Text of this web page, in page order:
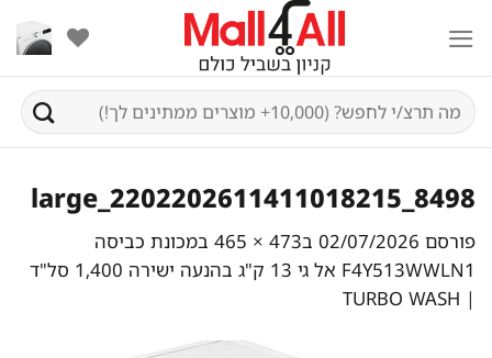
content
חיפוש
עבור:
8498_2202202611411018215_large
פורסם 02/07/2026 ב473 × 465 במכונת כביסה
F4Y513WWLN1 אל גי ‏13 ‏ק"ג בהנעה ישירה 1,400 סל"ד
| TURBO WASH